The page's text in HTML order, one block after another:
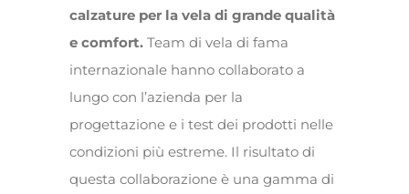
calzature per la vela di grande qualità
e comfort. Team di vela di fama
internazionale hanno collaborato a
lungo con l’azienda per la
progettazione e i test dei prodotti nelle
condizioni più estreme. Il risultato di
questa collaborazione è una gamma di